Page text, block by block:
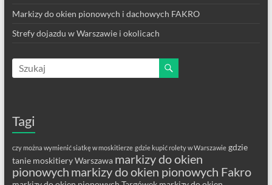
Markizy do okien pionowych i dachowych FAKRO
Strefy dojazdu w Warszawie i okolicach
Tagi
czy można wymienić siatkę w moskitierze gdzie kupić rolety w Warszawie gdzie
tanie moskitiery Warszawa markizy do okien
pionowych markizy do okien pionowych Fakro